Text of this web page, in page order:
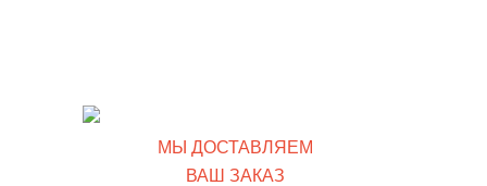
МЫ ДОСТАВЛЯЕМ
ВАШ ЗАКАЗ